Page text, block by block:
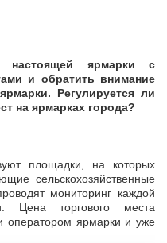
ярмарки с
и обратить внимание
Регулируется ли
на ярмарках города?
площадки, на которых
сельскохозяйственные
мониторинг каждой
Цена торгового места
оператором ярмарки и уже